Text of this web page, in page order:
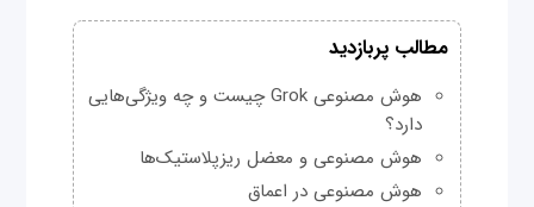
مطالب پربازدید
هوش مصنوعی Grok چیست و چه ویژگی‌هایی
دارد؟
هوش مصنوعی و معضل ریزپلاستیک‌ها
هوش مصنوعی در اعماق